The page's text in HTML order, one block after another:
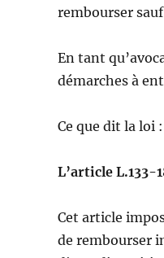
rembourser
En tant
démarches à
Ce que dit la loi
L’article L.133-
Cet article
de rembourser